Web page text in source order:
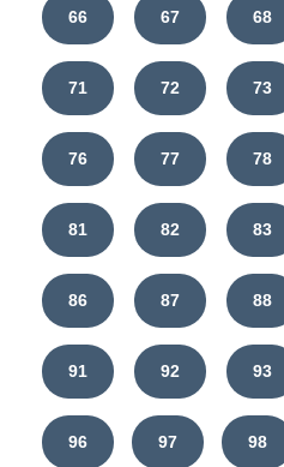
66 67 68
71 72 73
76 77 78
81 82 83
86 87 88
91 92 93
96 97 98